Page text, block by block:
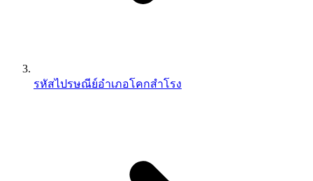
รหัสไปรษณีย์อำเภอโคกสำโรง